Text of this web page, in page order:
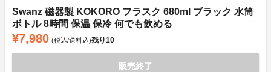
Swanz 磁器製 KOKORO フラスク 680ml ブラック 水筒
ボトル 8時間 保温 保冷 何でも飲める
¥7,980 (税込/送料込)残り10
販売終了